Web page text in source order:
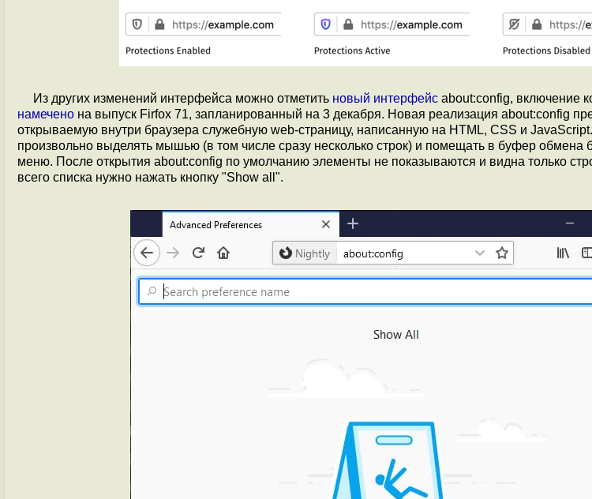
Из других изменений интерфейса можно отметить новый интерфейс about:config, включение
намечено на выпуск Firfox 71, запланированный на 3 декабря. Новая реализация about:config
открываемую внутри браузера служебную web-страницу, написанную на HTML, CSS и
произвольно выделять мышью (в том числе сразу несколько строк) и помещать в буфер обмена
меню. После открытия about:config по умолчанию элементы не показываются и видна только
всего списка нужно нажать кнопку "Show all".